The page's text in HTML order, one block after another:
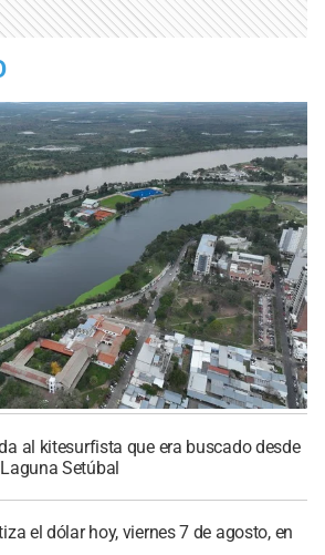
al kitesurfista que era buscado desde
Setúbal
el dólar hoy, viernes 7 de agosto, en